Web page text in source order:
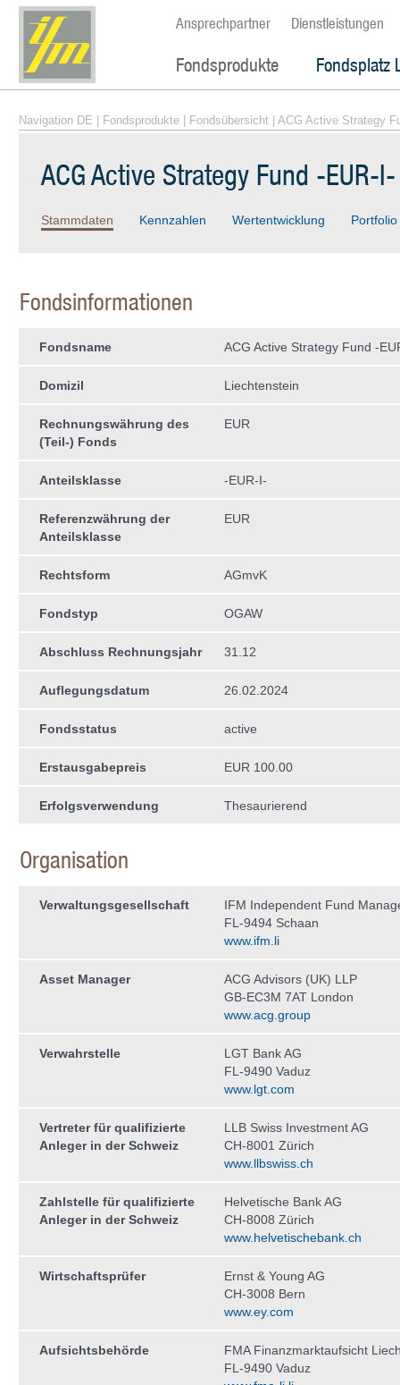
Ansprechpartner Dienstleistungen
Fondsprodukte Fondsplatz
Navigation DE Fondsprodukte Fondsübersicht | ACG Active Strategy
ACG Active Strategy Fund -EUR-I-
Stammdaten Kennzahlen Wertentwicklung Portfolio
Fondsinformationen
Fondsname ACG Active Strategy Fund -
Domizil Liechtenstein
Rechnungswährung des
(Teil-) Fonds
EUR
Anteilsklasse -EUR-I-
Referenzwährung der
Anteilsklasse
EUR
Rechtsform AGmvK
Fondstyp OGAW
Abschluss Rechnungsjahr 31.12
Auflegungsdatum 26.02.2024
Fondsstatus active
Erstausgabepreis EUR 100.00
Erfolgsverwendung Thesaurierend
Organisation
Verwaltungs­gesellschaft
IFM Independent Fund
FL-9494 Schaan
www.ifm.li
Asset Manager
ACG Advisors (UK) LLP
GB-EC3M 7AT London
www.acg.group
Verwahrstelle
LGT Bank AG
FL-9490 Vaduz
www.lgt.com
Vertreter für qualifizierte
Anleger in der Schweiz
LLB Swiss Investment AG
CH-8001 Zürich
www.llbswiss.ch
Zahlstelle für qualifizierte
Anleger in der Schweiz
Helvetische Bank AG
CH-8008 Zürich
www.helvetischebank.ch
Wirtschaftsprüfer
Ernst & Young AG
CH-3008 Bern
www.ey.com
Aufsichtsbehörde
FMA Finanzmarktaufsicht
FL-9490 Vaduz